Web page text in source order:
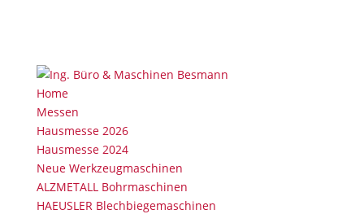
Home
Messen
Hausmesse 2026
Hausmesse 2024
Neue Werkzeugmaschinen
ALZMETALL Bohrmaschinen
HAEUSLER Blechbiegemaschinen